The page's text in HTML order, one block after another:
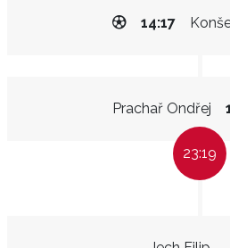
14:17
Prachař Ondřej
23:19